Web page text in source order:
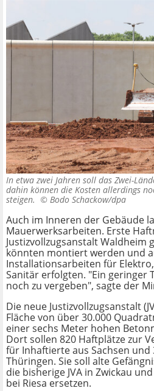
In etwa zwei Jahren soll das Zwei-
dahin können die Kosten allerdings
steigen. © Bodo Schackow/dpa
Auch im Inneren der Gebäude
Mauerwerksarbeiten. Erste
Justizvollzugsanstalt Waldheim
könnten montiert werden und
Installationsarbeiten für
Sanitär erfolgten. "Ein geringer
noch zu vergeben", sagte der
Die neue Justizvollzugsanstalt
Fläche von über 30.000
einer sechs Meter hohen
Dort sollen 820 Haftplätze zur
für Inhaftierte aus Sachsen und
Thüringen. Sie soll alte
die bisherige JVA in Zwickau
bei Riesa ersetzen.